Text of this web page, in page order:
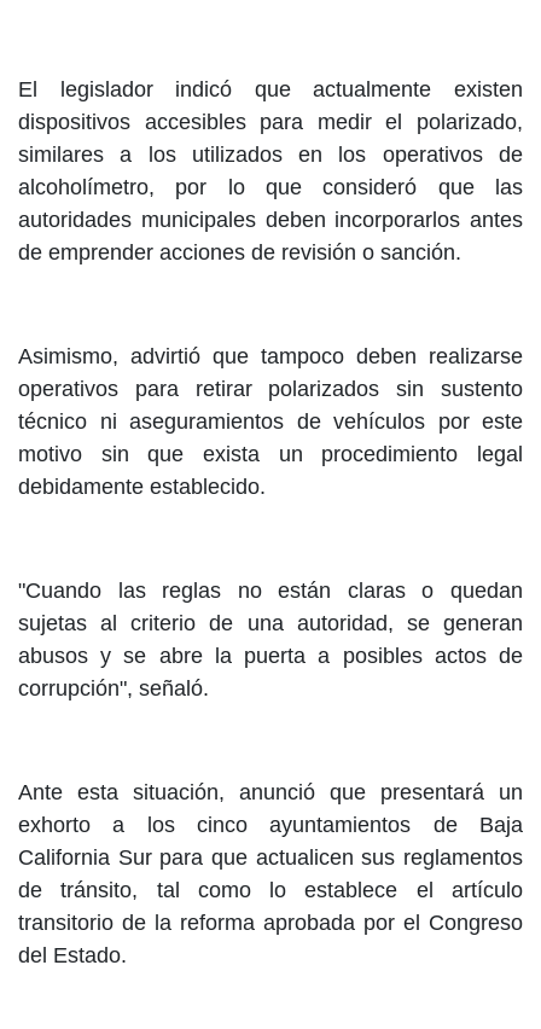
El legislador indicó que actualmente existen
dispositivos accesibles para medir el polarizado,
similares a los utilizados en los operativos de
alcoholímetro, por lo que consideró que las
autoridades municipales deben incorporarlos antes
de emprender acciones de revisión o sanción.
Asimismo, advirtió que tampoco deben realizarse
operativos para retirar polarizados sin sustento
técnico ni aseguramientos de vehículos por este
motivo sin que exista un procedimiento legal
debidamente establecido.
"Cuando las reglas no están claras o quedan
sujetas al criterio de una autoridad, se generan
abusos y se abre la puerta a posibles actos de
corrupción", señaló.
Ante esta situación, anunció que presentará un
exhorto a los cinco ayuntamientos de Baja
California Sur para que actualicen sus reglamentos
de tránsito, tal como lo establece el artículo
transitorio de la reforma aprobada por el Congreso
del Estado.